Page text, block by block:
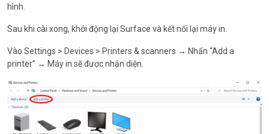
hình.
Sau khi cài xong, khởi động lại Surface và kết nối lại máy in.
Vào Settings > Devices > Printers & scanners → Nhấn “Add a
printer” → Máy in sẽ được nhận diện.